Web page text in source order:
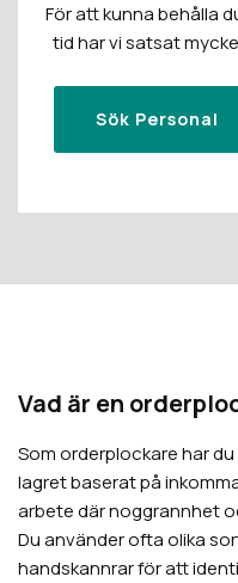
För att kunna behålla
tid har vi satsat
Sök Personal
Vad är en
Som orderplockare har
lagret baserat på
arbete där noggrannhet
Du använder ofta olika
handskannrar för att